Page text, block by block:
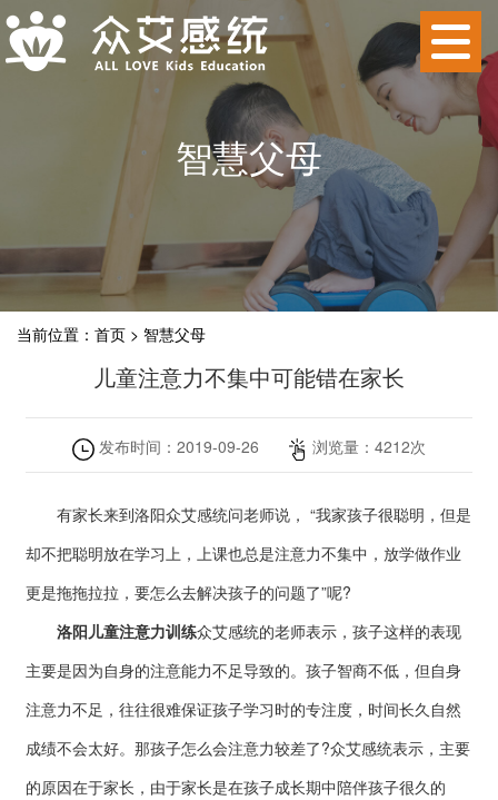
智慧父母
当前位置： 首页 > 智慧父母
儿童注意力不集中可能错在家长
发布时间： 2019-09-26 浏览量： 4212次
有家长来到洛阳众艾感统问老师说， “我家孩子很聪明，但是
却不把聪明放在学习上，上课也总是注意力不集中，放学做作业
更是拖拖拉拉，要怎么去解决孩子的问题了”呢?
洛阳儿童注意力训练众艾感统的老师表示，孩子这样的表现
主要是因为自身的注意能力不足导致的。孩子智商不低，但自身
注意力不足，往往很难保证孩子学习时的专注度，时间长久自然
成绩不会太好。那孩子怎么会注意力较差了?众艾感统表示，主要
的原因在于家长，由于家长是在孩子成长期中陪伴孩子很久的